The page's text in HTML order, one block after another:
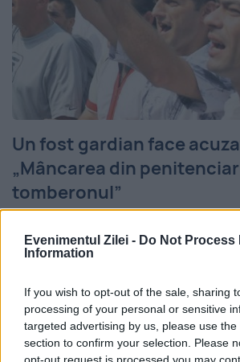
Evenimentul Zilei - Do Not Process
Information
If you wish to opt-out of the sale, sharing
processing of your personal or sensitive
targeted advertising by us, please use
section to confirm your selection. Please
Un fost gardian face
„Mâncarea din
tomberonul”
Un fost gardian de la
Timișoara a dezvăluit, pentru
metodele prin care colegii
produsele alimentare